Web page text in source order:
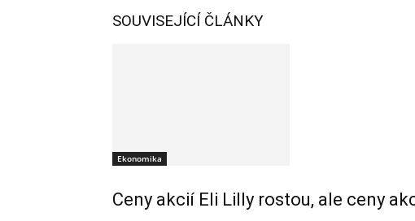
SOUVISEJÍCÍ ČLÁNKY
Ekonomika
Ceny akcií Eli Lilly rostou, ale ceny